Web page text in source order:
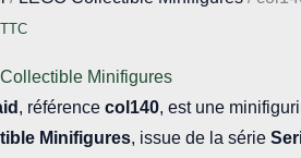
TTC
Minifigures
, référencecol140, est une
Minifigures, issue de la série